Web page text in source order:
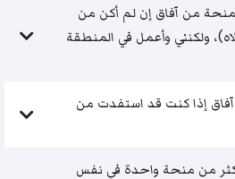
من آفاق إن لم أكن من
ولكنني وأعمل في المنطقة
إذا كنت قد استفدت من
من منحة واحدة في نفس